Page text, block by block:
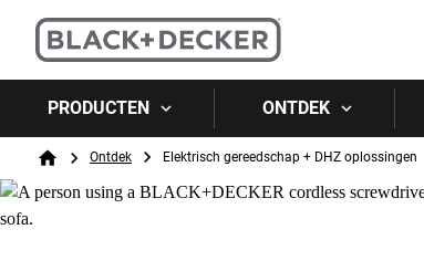
PRODUCTEN ONTDEK
Breadcrumb
HomeOntdek Elektrisch gereedschap + DHZ oplossingen